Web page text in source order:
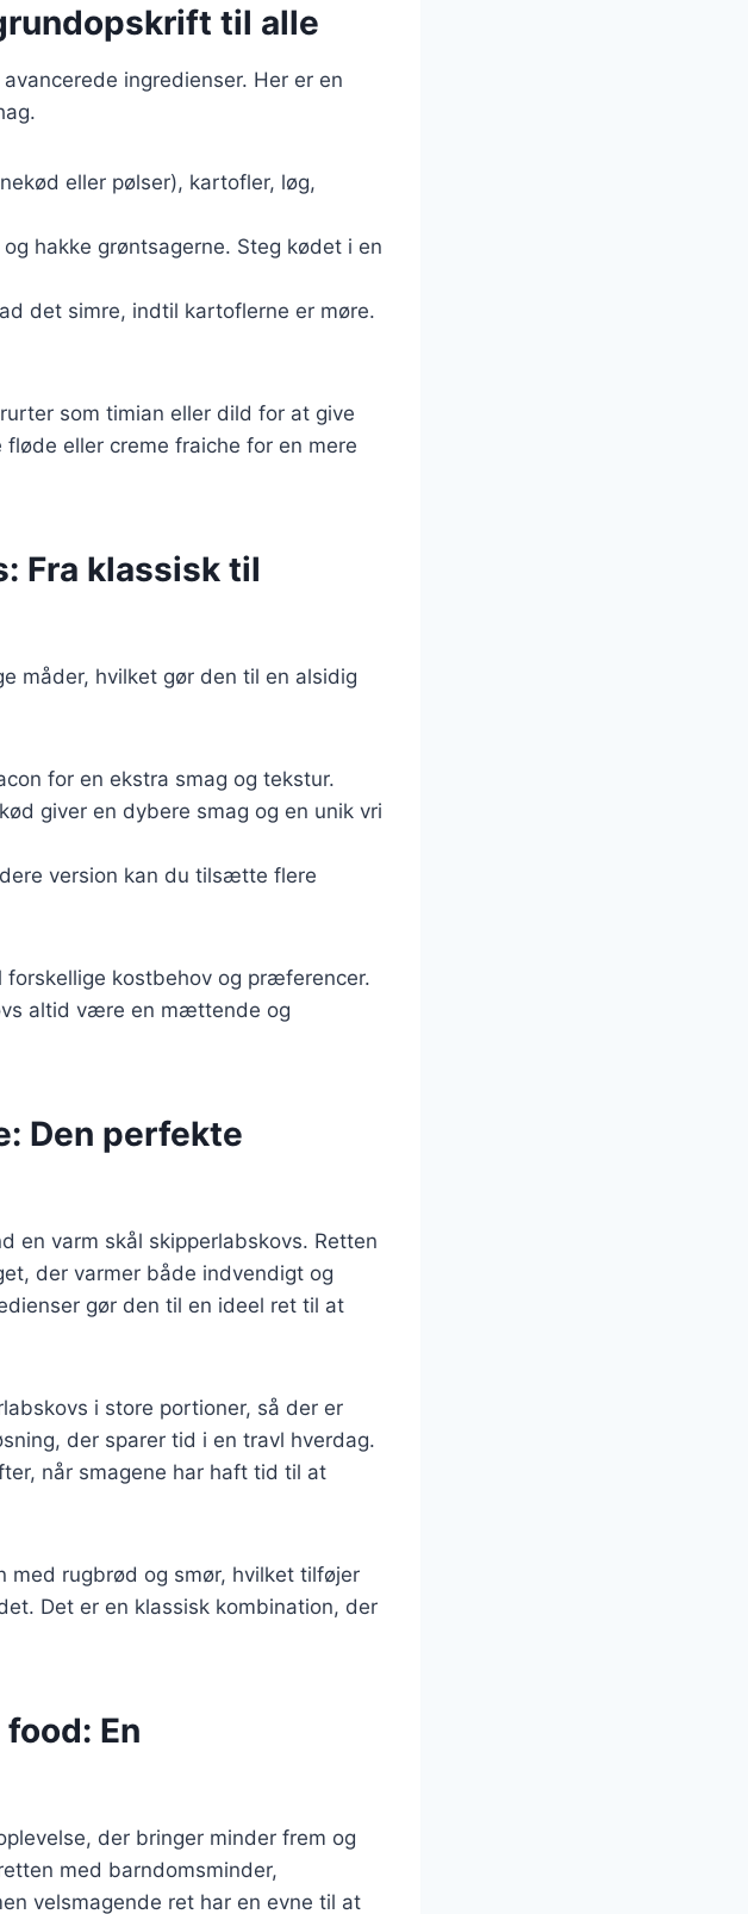
til alle
ingredienser. Her er en
eller pølser), kartofler, løg,
hakke grøntsagerne. Steg kødet i en
det simre, indtil kartoflerne er møre.
som timian eller dild for at give
eller creme fraiche for en mere
Fra klassisk til
måder, hvilket gør den til en alsidig
for en ekstra smag og tekstur.
giver en dybere smag og en unik vri
version kan du tilsætte flere
kostbehov og præferencer.
altid være en mættende og
Den perfekte
en varm skål skipperlabskovs. Retten
der varmer både indvendigt og
gør den til en ideel ret til at
i store portioner, så der er
der sparer tid i en travl hverdag.
når smagene har haft tid til at
rugbrød og smør, hvilket tilføjer
Det er en klassisk kombination, der
En
der bringer minder frem og
med barndomsminder,
velsmagende ret har en evne til at